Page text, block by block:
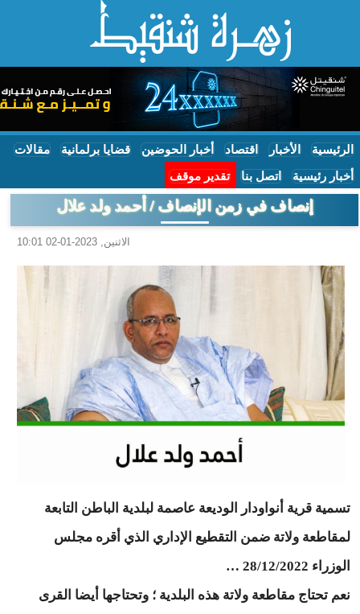
الرئيسية الأخبار اقتصاد أخبار الحوضين قضايا برلمانية مقالات
أخبار رئيسية اتصل بنا تقدير موقف
إنصاف في زمن الإنصاف / أحمد ولد علال
الاثنين, 2023-01-02 10:01
تسمية قرية أنواودار الوديعة عاصمة لبلدية الباطن التابعة
لمقاطعة ولاتة ضمن التقطيع الإداري الذي أقره مجلس
الوزراء 28/12/2022 …
نعم تحتاج مقاطعة ولاتة هذه البلدية ؛ وتحتاجها أيضا القرى